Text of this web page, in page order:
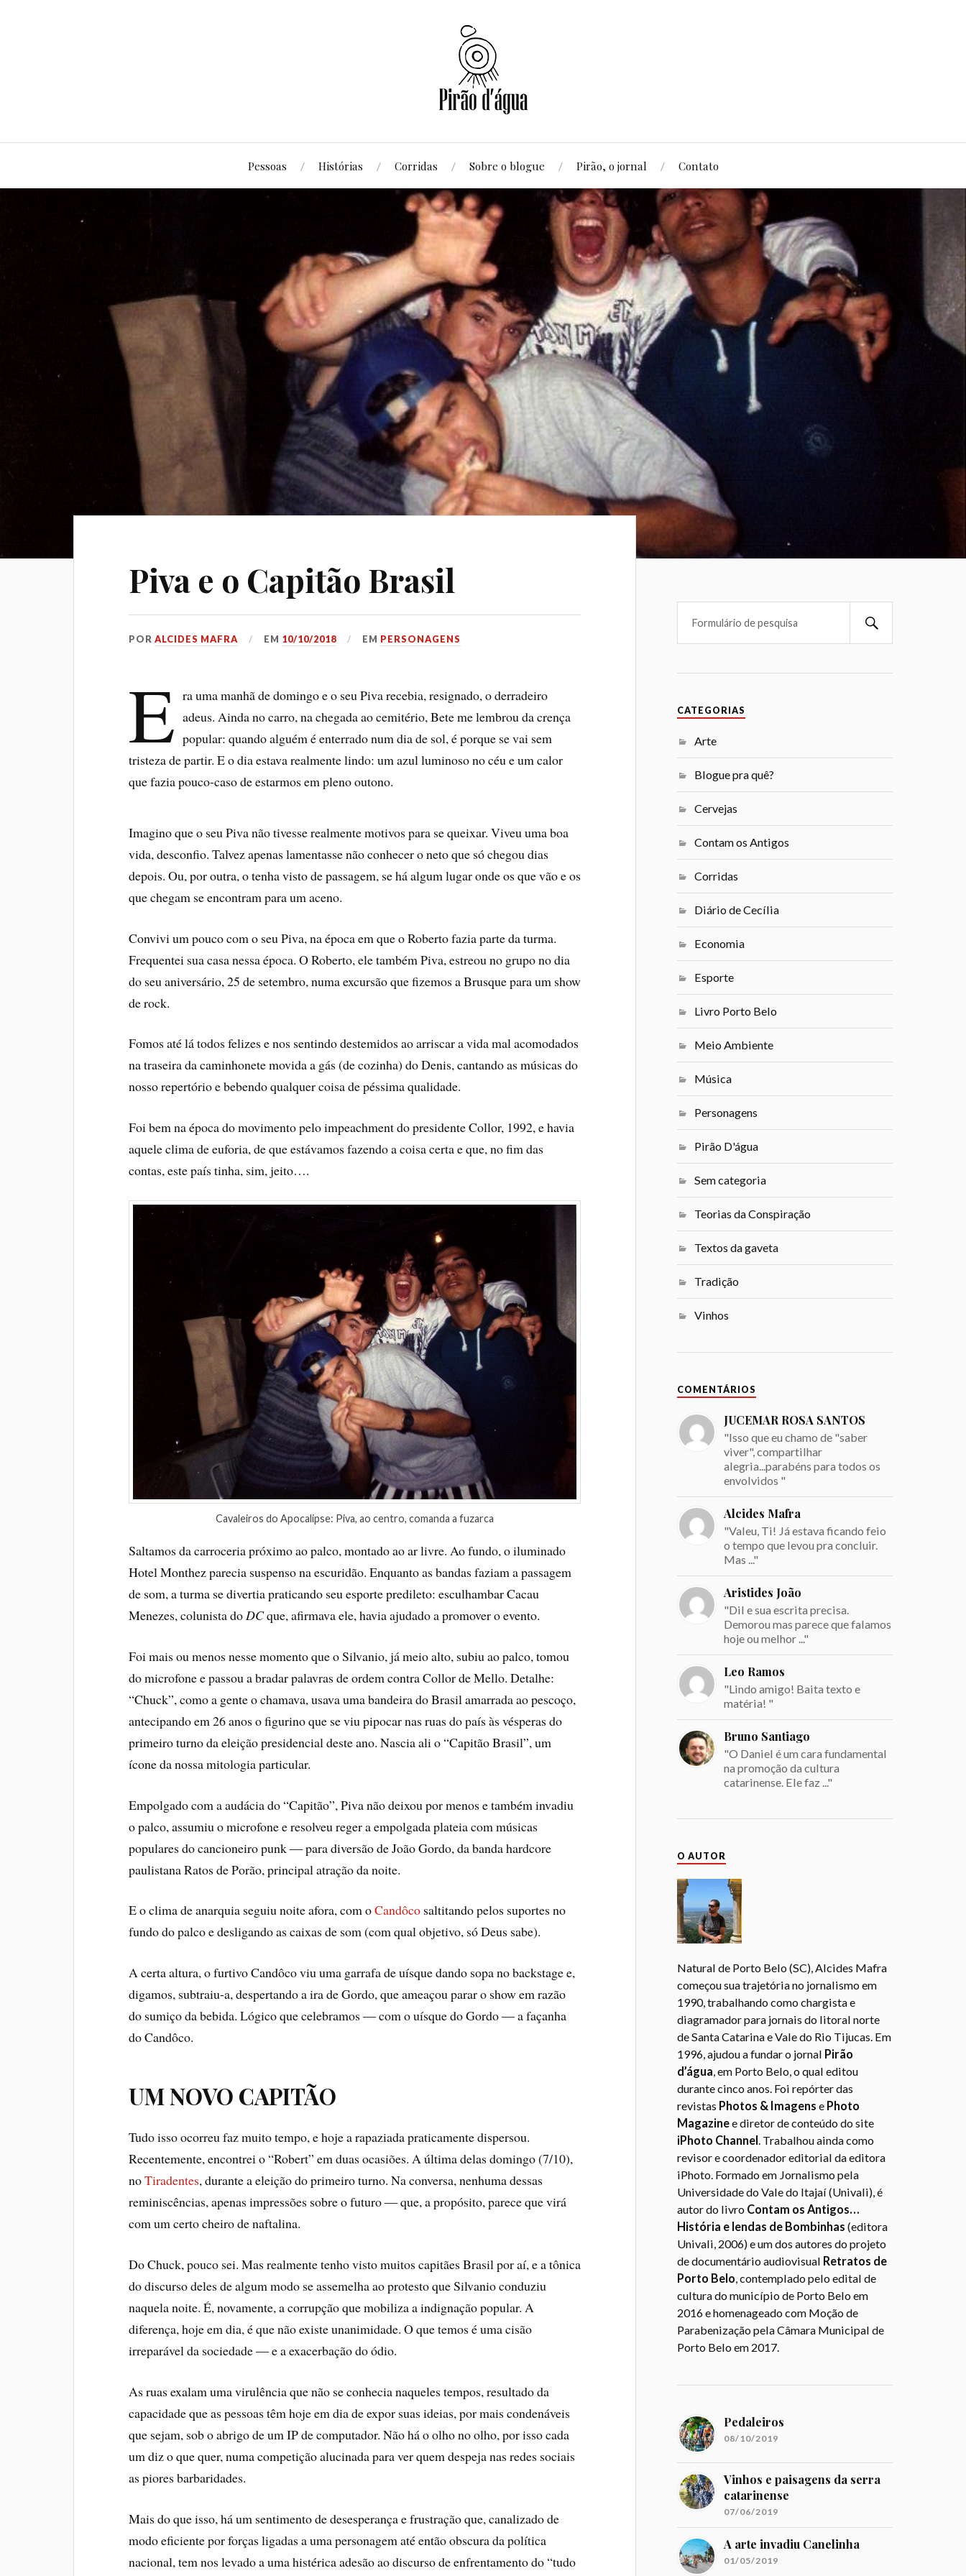
Pessoas Histórias Corridas Sobre o blogue Pirão, o jornal Contato
Piva e o Capitão Brasil
PORALCIDES MAFRA EM 10/10/2018 EM PERSONAGENS
E ra uma manhã de domingo e o seu Piva recebia, resignado, o derradeiro
adeus. Ainda no carro, na chegada ao cemitério, Bete me lembrou da crença
popular: quando alguém é enterrado num dia de sol, é porque se vai sem
tristeza de partir. E o dia estava realmente lindo: um azul luminoso no céu e um calor
que fazia pouco-caso de estarmos em pleno outono.
Imagino que o seu Piva não tivesse realmente motivos para se queixar. Viveu uma boa
vida, desconfio. Talvez apenas lamentasse não conhecer o neto que só chegou dias
depois. Ou, por outra, o tenha visto de passagem, se há algum lugar onde os que vão e os
que chegam se encontram para um aceno.
Convivi um pouco com o seu Piva, na época em que o Roberto fazia parte da turma.
Frequentei sua casa nessa época. O Roberto, ele também Piva, estreou no grupo no dia
do seu aniversário, 25 de setembro, numa excursão que fizemos a Brusque para um show
de rock.
Fomos até lá todos felizes e nos sentindo destemidos ao arriscar a vida mal acomodados
na traseira da caminhonete movida a gás (de cozinha) do Denis, cantando as músicas do
nosso repertório e bebendo qualquer coisa de péssima qualidade.
Foi bem na época do movimento pelo impeachment do presidente Collor, 1992, e havia
aquele clima de euforia, de que estávamos fazendo a coisa certa e que, no fim das
contas, este país tinha, sim, jeito….
Cavaleiros do Apocalipse: Piva, ao centro, comanda a fuzarca
Saltamos da carroceria próximo ao palco, montado ao ar livre. Ao fundo, o iluminado
Hotel Monthez parecia suspenso na escuridão. Enquanto as bandas faziam a passagem
de som, a turma se divertia praticando seu esporte predileto: esculhambar Cacau
Menezes, colunista doDCque, afirmava ele, havia ajudado a promover o evento.
Foi mais ou menos nesse momento que o Silvanio, já meio alto, subiu ao palco, tomou
do microfone e passou a bradar palavras de ordem contra Collor de Mello. Detalhe:
“Chuck”, como a gente o chamava, usava uma bandeira do Brasil amarrada ao pescoço,
antecipando em 26 anos o figurino que se viu pipocar nas ruas do país às vésperas do
primeiro turno da eleição presidencial deste ano. Nascia ali o “Capitão Brasil”, um
ícone da nossa mitologia particular.
Empolgado com a audácia do “Capitão”, Piva não deixou por menos e também invadiu
o palco, assumiu o microfone e resolveu reger a empolgada plateia com músicas
populares do cancioneiro punk ― para diversão de João Gordo, da banda hardcore
paulistana Ratos de Porão, principal atração da noite.
E o clima de anarquia seguiu noite afora, com oCandôco saltitando pelos suportes no
fundo do palco e desligando as caixas de som (com qual objetivo, só Deus sabe).
A certa altura, o furtivo Candôco viu uma garrafa de uísque dando sopa no backstage e,
digamos, subtraiu-a, despertando a ira de Gordo, que ameaçou parar o show em razão
do sumiço da bebida. Lógico que celebramos ― com o uísque do Gordo ― a façanha
do Candôco.
UM NOVO CAPITÃO
Tudo isso ocorreu faz muito tempo, e hoje a rapaziada praticamente dispersou.
Recentemente, encontrei o “Robert” em duas ocasiões. A última delas domingo (7/10),
noTiradentes, durante a eleição do primeiro turno. Na conversa, nenhuma dessas
reminiscências, apenas impressões sobre o futuro ― que, a propósito, parece que virá
com um certo cheiro de naftalina.
Do Chuck, pouco sei. Mas realmente tenho visto muitos capitães Brasil por aí, e a tônica
do discurso deles de algum modo se assemelha ao protesto que Silvanio conduziu
naquela noite. É, novamente, a corrupção que mobiliza a indignação popular. A
diferença, hoje em dia, é que não existe unanimidade. O que temos é uma cisão
irreparável da sociedade ― e a exacerbação do ódio.
As ruas exalam uma virulência que não se conhecia naqueles tempos, resultado da
capacidade que as pessoas têm hoje em dia de expor suas ideias, por mais condenáveis
que sejam, sob o abrigo de um IP de computador. Não há o olho no olho, por isso cada
um diz o que quer, numa competição alucinada para ver quem despeja nas redes sociais
as piores barbaridades.
Mais do que isso, há um sentimento de desesperança e frustração que, canalizado de
modo eficiente por forças ligadas a uma personagem até então obscura da política
nacional, tem nos levado a uma histérica adesão ao discurso de enfrentamento do “tudo
CATEGORIAS
Arte
Blogue pra quê?
Cervejas
Contam os Antigos
Corridas
Diário de Cecília
Economia
Esporte
Livro Porto Belo
Meio Ambiente
Música
Personagens
Pirão D'água
Sem categoria
Teorias da Conspiração
Textos da gaveta
Tradição
Vinhos
COMENTÁRIOS
JUCEMAR ROSA SANTOS
"Isso que eu chamo de "saber
viver", compartilhar
alegria...parabéns para todos os
envolvidos "
Alcides Mafra
"Valeu, Ti! Já estava ficando feio
o tempo que levou pra concluir.
Mas ..."
Aristides João
"Dil e sua escrita precisa.
Demorou mas parece que falamos
hoje ou melhor ..."
Leo Ramos
"Lindo amigo! Baita texto e
matéria! "
Bruno Santiago
"O Daniel é um cara fundamental
na promoção da cultura
catarinense. Ele faz ..."
O AUTOR
Natural de Porto Belo (SC), Alcides Mafra
começou sua trajetória no jornalismo em
1990, trabalhando como chargista e
diagramador para jornais do litoral norte
de Santa Catarina e Vale do Rio Tijucas. Em
1996, ajudou a fundar o jornal Pirão
d’água, em Porto Belo, o qual editou
durante cinco anos. Foi repórter das
revistas Photos & Imagens e Photo
Magazinee diretor de conteúdo do site
iPhoto Channel. Trabalhou ainda como
revisor e coordenador editorial da editora
iPhoto. Formado em Jornalismo pela
Universidade do Vale do Itajaí (Univali), é
autor do livro Contam os Antigos…
História e lendas de Bombinhas (editora
Univali, 2006) e um dos autores do projeto
de documentário audiovisual Retratos de
Porto Belo, contemplado pelo edital de
cultura do município de Porto Belo em
2016 e homenageado com Moção de
Parabenização pela Câmara Municipal de
Porto Belo em 2017.
Pedaleiros
08/10/2019
Vinhos e paisagens da serra
catarinense
07/06/2019
A arte invadiu Canelinha
01/05/2019